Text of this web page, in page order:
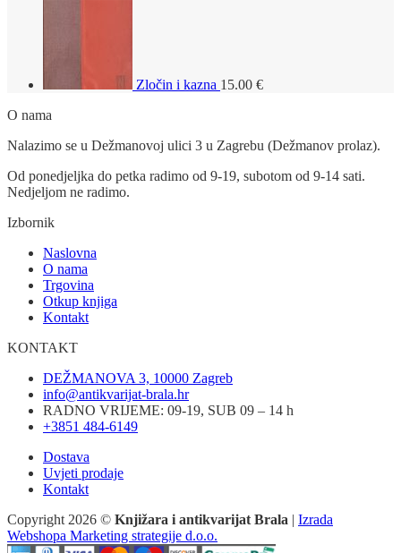
Zločin i kazna 15.00 €
O nama
Nalazimo se u Dežmanovoj ulici 3 u Zagrebu (Dežmanov prolaz).
Od ponedjeljka do petka radimo od 9-19, subotom od 9-14 sati.
Nedjeljom ne radimo.
Izbornik
Naslovna
O nama
Trgovina
Otkup knjiga
Kontakt
KONTAKT
DEŽMANOVA 3, 10000 Zagreb
info@antikvarijat-brala.hr
RADNO VRIJEME: 09-19, SUB 09 – 14 h
+3851 484-6149
Dostava
Uvjeti prodaje
Kontakt
Copyright 2026 © Knjižara i antikvarijat Brala | Izrada
Webshopa Marketing strategije d.o.o.